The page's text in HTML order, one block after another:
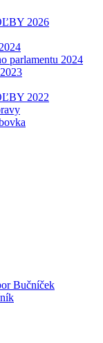
2026
parlamentu 2024
2022
Bučníček